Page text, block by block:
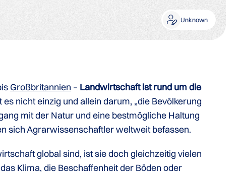
Unknown
Großbritannien – Landwirtschaft ist rund um die
es nicht einzig und allein darum, „die Bevölkerung
mit der Natur und eine bestmögliche Haltung
sich Agrarwissenschaftler weltweit befassen.
global sind, ist sie doch gleichzeitig vielen
Klima, die Beschaffenheit der Böden oder